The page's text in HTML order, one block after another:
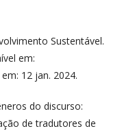
Sustentável.
em:
12 jan. 2024.
do discurso:
de tradutores de